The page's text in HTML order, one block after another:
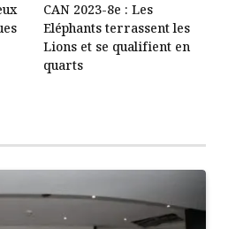
CAN 2023-8e : Les
Eléphants terrassent les
Lions et se qualifient en
quarts